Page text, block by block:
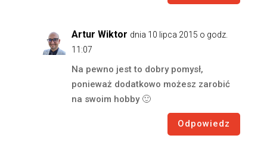
Artur Wiktor dnia 10 lipca 2015 o godz.
11:07
Na pewno jest to dobry pomysł,
ponieważ dodatkowo możesz zarobić
na swoim hobby 🙂
Odpowiedz